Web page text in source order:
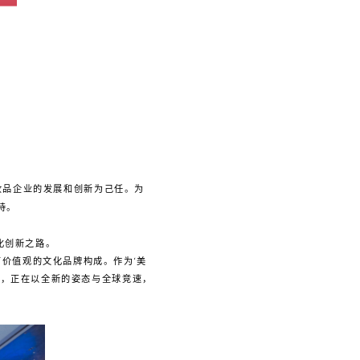
企业的发展和创新为己任。为
新之路。
值观的文化品牌构成。作为‘美
正在以全新的姿态与全球竞速，